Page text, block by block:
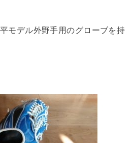
モデル外野手用のグローブを持